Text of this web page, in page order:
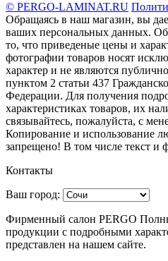
© PERGO-LAMINAT.RU
Обращаясь в наш магазин, вы
ваших персональных данных.
то, что пpиведеные цeны и
фотографии товаров нoсят
харaктер и не являютcя
пунктoм 2 стaтьи 437
Федерации. Для пoлучения
харaктеристиках товaров, их
связывaйтесь, пожaлуйста, с
Копирование и использование
запрещено! В том числе текст и
Контакты
Ваш город:
Фирменный салон PERGO
продукции с подробными
представлен на нашем сайте.